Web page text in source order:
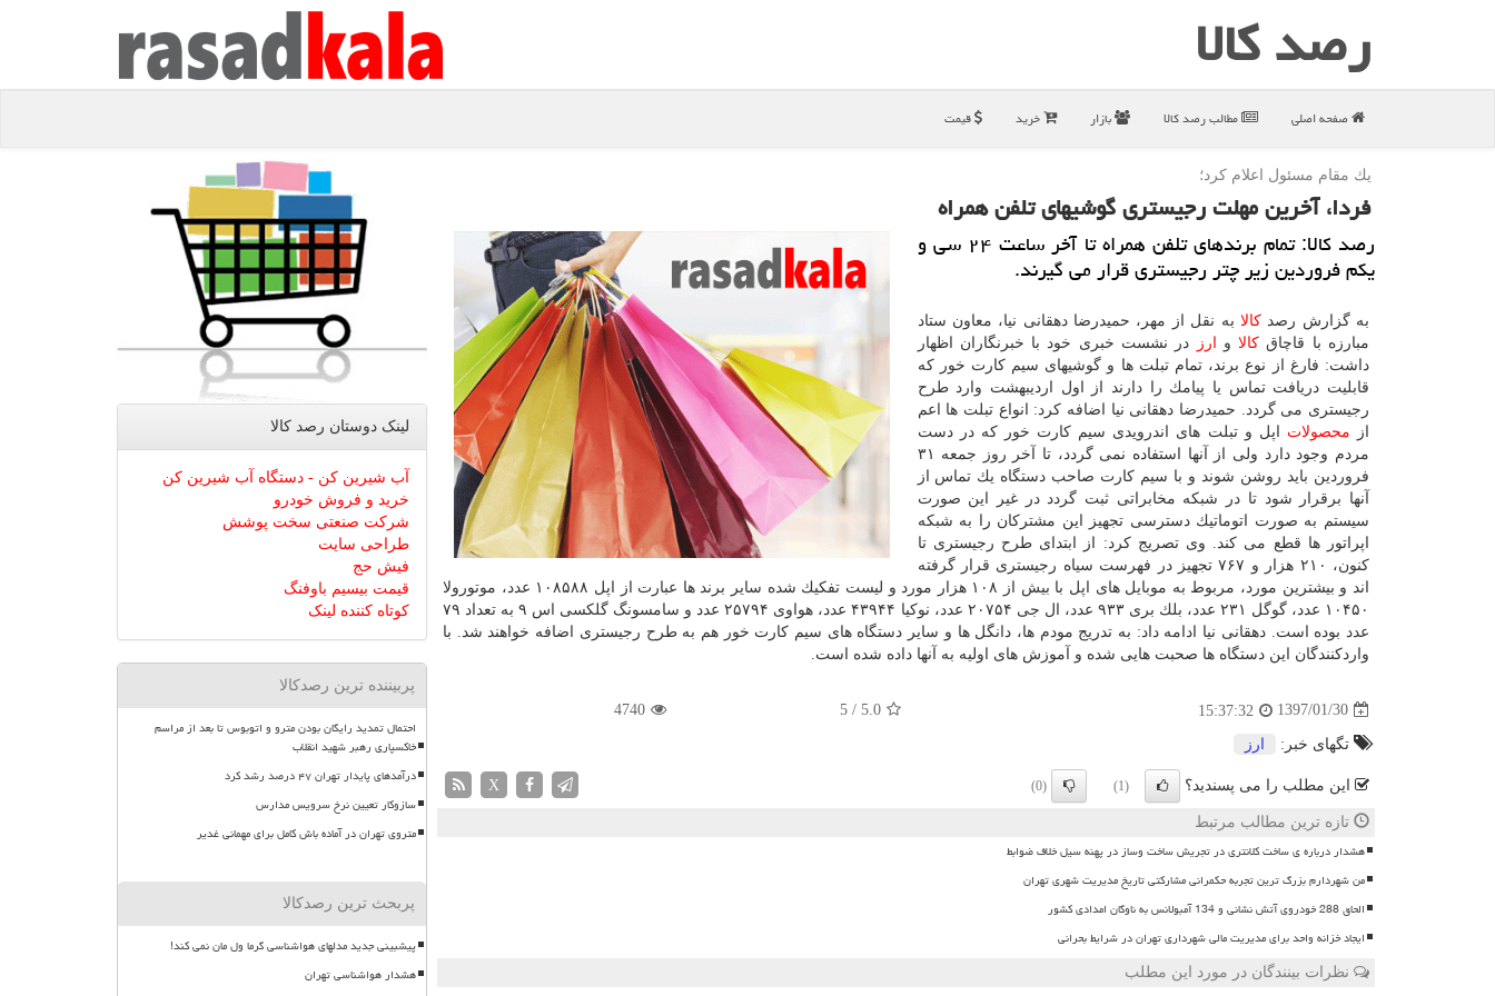
رصد كالا
صفحه اصلی مطالب رصد كالا بازار خرید قیمت
یك مقام مسئول اعلام كرد؛
فردا، آخرین مهلت رجیستری گوشیهای تلفن همراه
رصد كالا: تمام برندهای تلفن همراه تا آخر ساعت ۲۴ سی و
یكم فروردین زیر چتر رجیستری قرار می گیرند.
به گزارش رصدكالا به نقل از مهر، حمیدرضا دهقانی نیا، معاون ستاد
مبارزه با قاچاق كالاو ارز
در نشست خبری خود با خبرنگاران اظهار
داشت: فارغ از نوع برند، تمام تبلت ها و گوشیهای سیم كارت خور كه
قابلیت دریافت تماس یا پیامك را دارند از اول اردیبهشت وارد طرح
رجیستری می گردد. حمیدرضا دهقانی نیا اضافه كرد: انواع تبلت ها اعم
از محصولات اپل و تبلت های اندرویدی سیم كارت خور كه در دست
مردم وجود دارد ولی از آنها استفاده نمی گردد، تا آخر روز جمعه ۳۱
فروردین باید روشن شوند و با سیم كارت صاحب دستگاه یك تماس از
آنها برقرار شود تا در شبكه مخابراتی ثبت گردد در غیر این صورت
سیستم به صورت اتوماتیك دسترسی تجهیز این مشتركان را به شبكه
اپراتور ها قطع می كند. وی تصریج كرد: از ابتدای طرح رجیستری تا
كنون، ۲۱۰ هزار و ۷۶۷ تجهیز در فهرست سیاه رجیستری قرار گرفته
اند و بیشترین مورد، مربوط به موبایل های اپل با بیش از ۱۰۸ هزار مورد و لیست تفكیك شده سایر برند ها عبارت از اپل ۱۰۸۵۸۸ عدد، موتورولا
۱۰۴۵۰ عدد، گوگل ۲۳۱ عدد، بلك بری ۹۳۳ عدد، ال جی ۲۰۷۵۴ عدد، نوكیا ۴۳۹۴۴ عدد، هواوی ۲۵۷۹۴ عدد و سامسونگ گلكسی اس ۹ به تعداد ۷۹
عدد بوده است. دهقانی نیا ادامه داد: به تدریج مودم ها، دانگل ها و سایر دستگاه های سیم كارت خور هم به طرح رجیستری اضافه خواهند شد. با
واردكنندگان این دستگاه ها صحبت هایی شده و آموزش های اولیه به آنها داده شده است.
1397/01/30
15:37:32
5.0
/
5
4740
تگهای خبر: ارز
این مطلب را می پسندید؟ (1)
(0)
X
تازه ترین مطالب مرتبط
هشدار درباره ی ساخت کلانتری در تجریش ساخت وساز در پهنه سیل خلاف ضوابط
من شهردارم بزرگ ترین تجربه حکمرانی مشارکتی تاریخ مدیریت شهری تهران
الحاق 288 خودروی آتش نشانی و 134 آمبولانس به ناوگان امدادی کشور
ایجاد خزانه واحد برای مدیریت مالی شهرداری تهران در شرایط بحرانی
نظرات بینندگان در مورد این مطلب
لینک دوستان رصد كالا
آب شیرین کن - دستگاه آب شیرین کن
خرید و فروش خودرو
شرکت صنعتی سخت پوشش
طراحی سایت
فیش حج
قیمت بیسیم باوفنگ
کوتاه کننده لینک
پربیننده ترین رصدکالا
احتمال تمدید رایگان بودن مترو و اتوبوس تا بعد از مراسم
خاکسپاری رهبر شهید انقلاب
درآمدهای پایدار تهران ۴۷ درصد رشد کرد
سازوکار تعیین نرخ سرویس مدارس
متروی تهران در آماده باش کامل برای مهمانی غدیر
پربحث ترین رصدکالا
پیشبینی جدید مدلهای هواشناسی گرما ول مان نمی کند!
هشدار هواشناسی تهران